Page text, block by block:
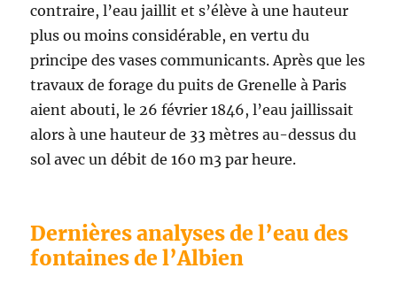
contraire, l’eau jaillit et s’élève à une hauteur
plus ou moins considérable, en vertu du
principe des vases communicants. Après que les
travaux de forage du puits de Grenelle à Paris
aient abouti, le 26 février 1846, l’eau jaillissait
alors à une hauteur de 33 mètres au-dessus du
sol avec un débit de 160 m3 par heure.
Dernières analyses de l’eau des
fontaines de l’Albien